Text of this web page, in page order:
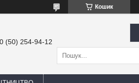
Кошик
(50) 254-94-12